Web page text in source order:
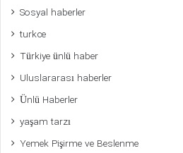
Sosyal haberler
turkce
Türkiye ünlü haber
Uluslararası haberler
Ünlü Haberler
yaşam tarzı
Yemek Pişirme ve Beslenme